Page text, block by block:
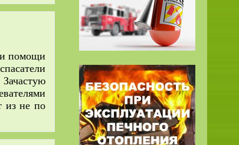
помощи
из не по